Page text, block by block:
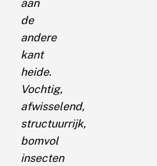
aan
de
andere
kant
heide.
Vochtig,
afwisselend,
structuurrijk,
bomvol
insecten